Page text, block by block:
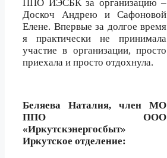
ППО ИЭСБК за организацию –
Доскоч Андрею и Сафоновой
Елене. Впервые за долгое время
я практически не принимала
участие в организации, просто
приехала и просто отдохнула.
Беляева Наталия, член МО
ППО ООО
«Иркутскэнергосбыт»
Иркутское отделение: